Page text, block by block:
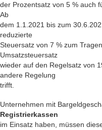
der Prozentsatz von 5 % auch
Ab
dem 1.1.2021 bis zum
reduzierte
Steuersatz von 7 % zum
Umsatzsteuersatz
wieder auf den Regelsatz von
andere Regelung
trifft.
Unternehmen mit
Registrierkassen
im Einsatz haben, müssen